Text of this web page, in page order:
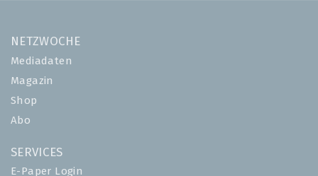
NETZWOCHE
Mediadaten
Magazin
Shop
Abo
SERVICES
E-Paper Login